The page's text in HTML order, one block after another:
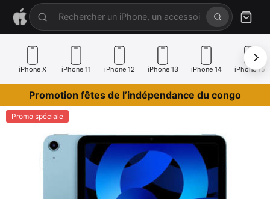
iPhone X iPhone 11 iPhone 12 iPhone 13 iPhone 14 iPhone 15
Promotion fêtes de l’indépendance du congo
Promo spéciale